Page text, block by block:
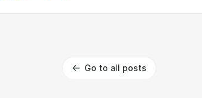
Go to all posts